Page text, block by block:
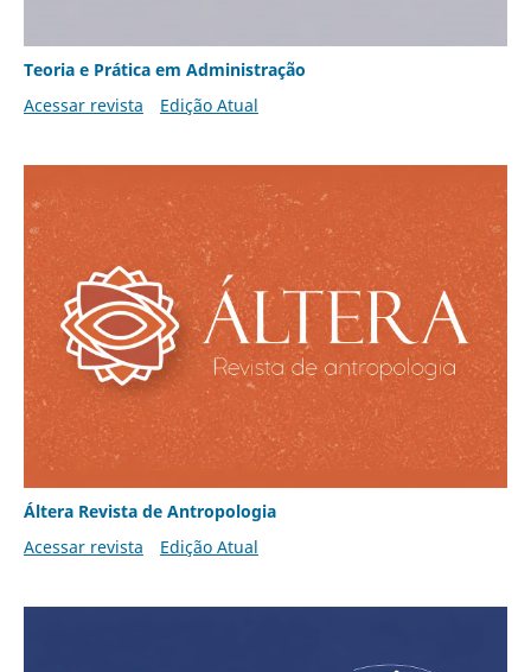
Teoria e Prática em Administração
Acessar revista
Edição Atual
Áltera Revista de Antropologia
Acessar revista
Edição Atual